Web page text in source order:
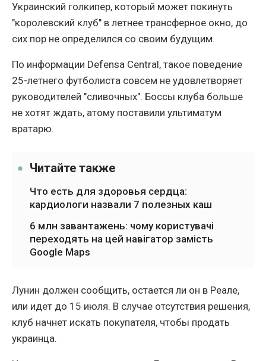
Украинский голкипер, который может покинуть
"королевский клуб" в летнее трансферное окно, до
сих пор не определился со своим будущим.
По информации Defensa Central, такое поведение
25-летнего футболиста совсем не удовлетворяет
руководителей "сливочных". Боссы клуба больше
не хотят ждать, атому поставили ультиматум
вратарю.
Читайте также
Что есть для здоровья сердца:
кардиологи назвали 7 полезных каш
6 млн завантажень: чому користувачі
переходять на цей навігатор замість
Google Maps
Лунин должен сообщить, остается ли он в Реале,
или идет до 15 июля. В случае отсутствия решения,
клуб начнет искать покупателя, чтобы продать
украинца.